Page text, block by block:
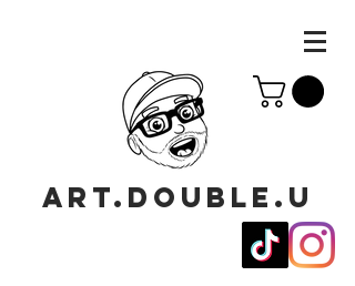
ART.DOUBLE.U